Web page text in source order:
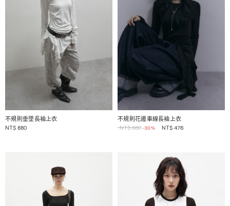
不規則垂墜長袖上衣
NT$ 880
不規則花邊車線長袖上衣
NT$ 680-30% NT$ 476